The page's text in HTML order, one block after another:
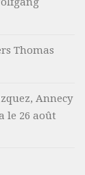
Thomas
Annecy
le 26 août